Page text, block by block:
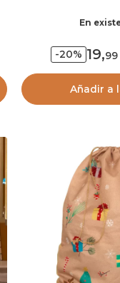
En
-20% 19,99
Añadir a